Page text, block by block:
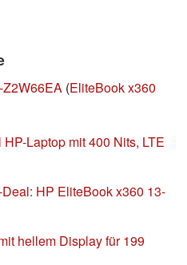
(EliteBook x360
Laptop mit 400 Nits, LTE
HP EliteBook x360 13-
hellem Display für 199